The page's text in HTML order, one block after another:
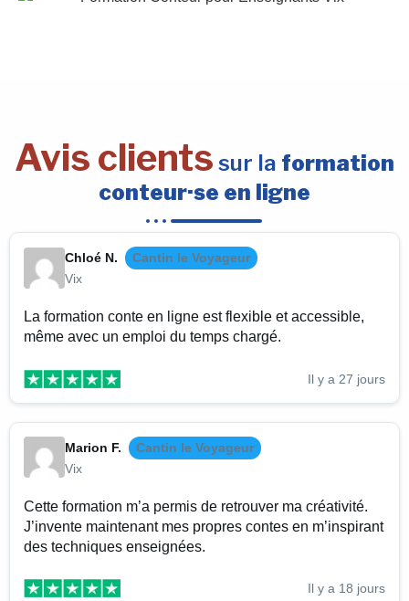
Avis clients sur la formation
conteur·se en ligne
Chloé N.
Cantin le Voyageur
Vix
La formation conte en ligne est flexible et accessible,
même avec un emploi du temps chargé.
Il y a 27 jours
Marion F.
Cantin le Voyageur
Vix
Cette formation m’a permis de retrouver ma créativité.
J’invente maintenant mes propres contes en m’inspirant
des techniques enseignées.
Il y a 18 jours